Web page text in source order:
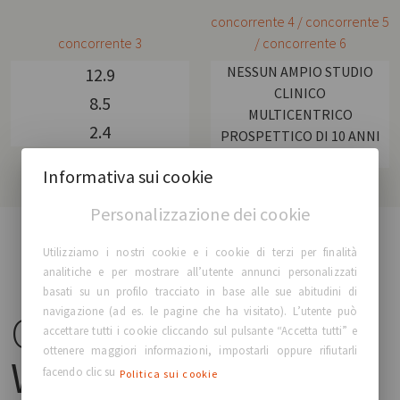
concorrente 3
12.9
8.5
2.4
concorrente 4 / concorrente 5
/ concorrente 6
NESSUN AMPIO STUDIO
CLINICO
MULTICENTRICO
PROSPETTICO DI 10 ANNI
GCAComfort Plus™
Warranty
Informativa sui cookie
Personalizzazione dei cookie
Utilizziamo i nostri cookie e i cookie di terzi per finalità
analitiche e per mostrare all’utente annunci personalizzati
basati su un profilo tracciato in base alle sue abitudini di
navigazione (ad es. le pagine che ha visitato). L’utente può
accettare tutti i cookie cliccando sul pulsante “Accetta tutti” e
ottenere maggiori informazioni, impostarli oppure rifiutarli
facendo clic su Politica sui cookie